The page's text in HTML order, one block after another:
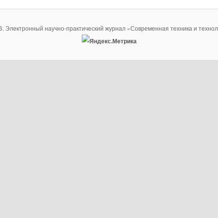
Электронный научно-практический журнал «Современная техника и